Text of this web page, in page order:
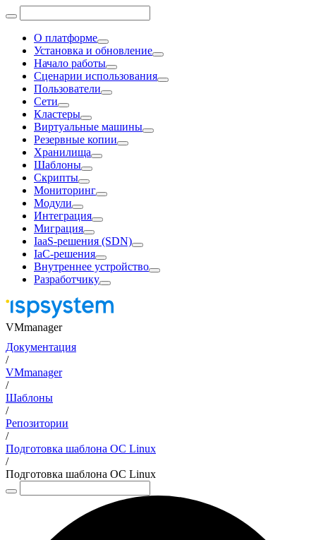
О платформе
Установка и обновление
Начало работы
Сценарии использования
Пользователи
Сети
Кластеры
Виртуальные машины
Резервные копии
Хранилища
Шаблоны
Скрипты
Мониторинг
Модули
Интеграция
Миграция
IaaS-решения (SDN)
IaC-решения
Внутреннее устройство
Разработчику
VMmanager
Документация
/
VMmanager
/
Шаблоны
/
Репозитории
/
Подготовка шаблона ОС Linux
/
Подготовка шаблона ОС Linux